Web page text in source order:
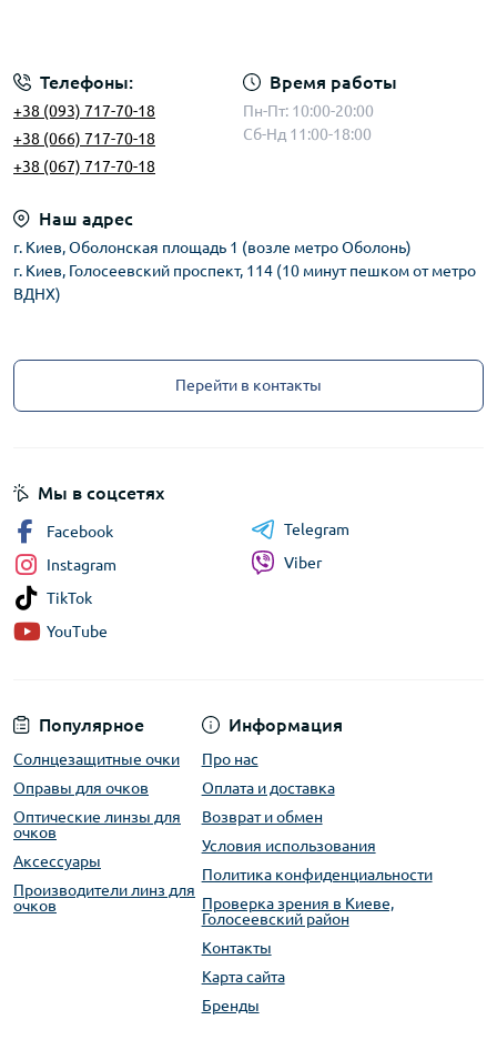
Телефоны:
+38 (093) 717-70-18
+38 (066) 717-70-18
+38 (067) 717-70-18
Время работы
Пн-Пт: 10:00-20:00
Сб-Нд 11:00-18:00
Наш адрес
г. Киев, Оболонская площадь 1 (возле метро Оболонь)
г. Киев, Голосеевский проспект, 114 (10 минут пешком от метро
ВДНХ)
Перейти в контакты
Популярное
Солнцезащитные очки
Оправы для очков
Оптические линзы для
очков
Аксессуары
Производители линз для
очков
Информация
Про нас
Оплата и доставка
Возврат и обмен
Условия использования
Политика конфиденциальности
Проверка зрения в Киеве,
Голосеевский район
Контакты
Карта сайта
Бренды
Мы в соцсетях
Facebook
Instagram
TikTok
YouTube
Telegram
Viber